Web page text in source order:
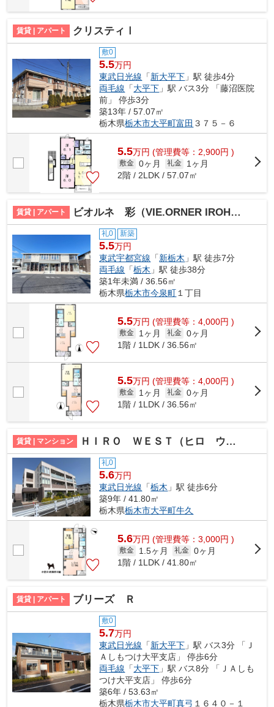
賃貸 | アパート クリスティⅠ
敷0
5.5万円
東武日光線 「新大平下 」駅 徒歩4分
両毛線 「大平下 」駅 バス3分 「藤沼医院
前」 停歩3分
築13年 / 57.07㎡
栃木県栃木市大平町富田 ３７５－６
5.5万円 (管理費等：2,900円 )
敷金 0ヶ月 礼金
1ヶ月
2階 / 2LDK / 57.07㎡
賃貸 | アパート ビオルネ 彩（VIE.ORNER IROHA）
礼0 新築
5.5万円
東武宇都宮線 「新栃木 」駅 徒歩7分
両毛線 「栃木 」駅 徒歩38分
築1年未満 / 36.56㎡
栃木県栃木市今泉町 １丁目
5.5万円 (管理費等：4,000円 )
敷金 1ヶ月 礼金 0ヶ月
1階 / 1LDK / 36.56㎡
5.5万円 (管理費等：4,000円 )
敷金 1ヶ月 礼金 0ヶ月
1階 / 1LDK / 36.56㎡
賃貸 | マンション ＨＩＲＯ ＷＥＳＴ（ヒロ ウエスト）
礼0
5.6万円
東武日光線 「栃木 」駅 徒歩6分
築9年 / 41.80㎡
栃木県栃木市大平町牛久
5.6万円 (管理費等：3,000円 )
敷金 1.5ヶ月 礼金 0ヶ月
1階 / 1LDK / 41.80㎡
賃貸 | アパート ブリーズ Ｒ
敷0
5.7万円
東武日光線 「新大平下 」駅 バス3分 「Ｊ
Ａしもつけ大平支店」 停歩6分
両毛線 「大平下 」駅 バス8分 「ＪＡしも
つけ大平支店」 停歩6分
築6年 / 53.63㎡
栃木県栃木市大平町真弓 １６４０－１